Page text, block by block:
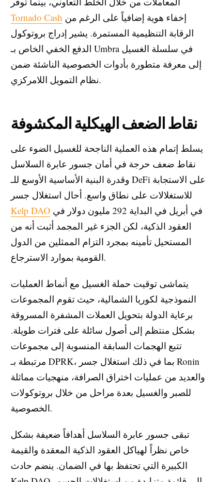
Tornado Cash
الرقابة التنظيمية المستمرة. يشير إدراج بروتوكول
الدفع الخفي الخاص بـ Umbra في سلسلة الغسيل
إلى معرفة متطورة بأدوات الخصوصية الناشئة ضمن
نظام التمويل اللامركزي.
نقاط الضعف الهيكلية المكشوفة
يسلط إتمام هذه العملية الناجحة للغسيل الضوء على
نقاط ضعف حرجة في أمان جسور عابرة السلاسل
وقدرة البنية الأساسية الأوسع للـ DeFi على الاستجابة
للاستغلالات على نطاق واسع. أحال استغلال جسر
Kelp DAO
العقود الذكية، لكن الجزء غير المجمد أثبت أنه من
المستحيل تأمينه بمجرد التزام الممثلين من الدول
القومية بموارد الاسترجاع.
يتماشى توقيت حملة الغسيل مع أنماط العمليات
النموذجية لكوريا الشمالية، حيث تقوم المجموعات
برعاية الدولة بتحويل العملات المشفرة المسروقة
بشكل منتظم إلى أصول سائلة على فترات طويلة.
تتبع الهجمات السابقة المنسوبة إلى مجموعات
مرتبطة بـ DPRK، بما في ذلك استغلال جسر Ronin
والعديد من عمليات اختراق الصرافة، منهجيات مماثلة
للصبر والغسيل بعدة مراحل من خلال بروتوكولات
الخصوصية.
تبقى جسور عابرة السلاسل أهدافاً ضعيفة بشكل
خاص نظراً لهياكل العقود الذكية المعقدة والقيمة
الكبيرة التي تحتفظ بها في الضمان. ينضم حادث